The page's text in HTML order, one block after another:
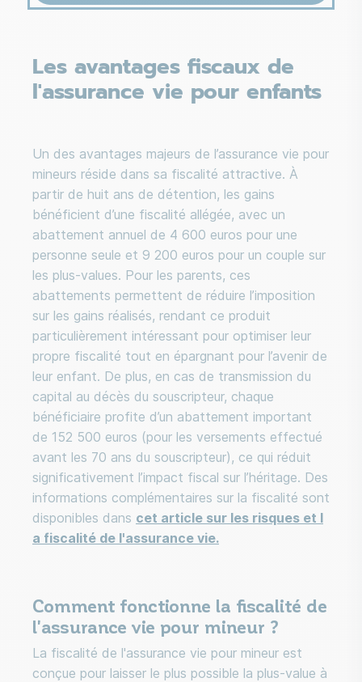
Les avantages fiscaux de
l'assurance vie pour enfants
Un des avantages majeurs de l’assurance vie pour
mineurs réside dans sa fiscalité attractive. À
partir de huit ans de détention, les gains
bénéficient d’une fiscalité allégée, avec un
abattement annuel de 4 600 euros pour une
personne seule et 9 200 euros pour un couple sur
les plus-values. Pour les parents, ces
abattements permettent de réduire l’imposition
sur les gains réalisés, rendant ce produit
particulièrement intéressant pour optimiser leur
propre fiscalité tout en épargnant pour l’avenir de
leur enfant. De plus, en cas de transmission du
capital au décès du souscripteur, chaque
bénéficiaire profite d’un abattement important
de 152 500 euros (pour les versements effectué
avant les 70 ans du souscripteur), ce qui réduit
significativement l’impact fiscal sur l’héritage. Des
informations complémentaires sur la fiscalité sont
disponibles dans cet article sur les risques et l
a fiscalité de l'assurance vie.
Comment fonctionne la fiscalité de
l'assurance vie pour mineur ?
La fiscalité de l'assurance vie pour mineur est
conçue pour laisser le plus possible la plus-value à